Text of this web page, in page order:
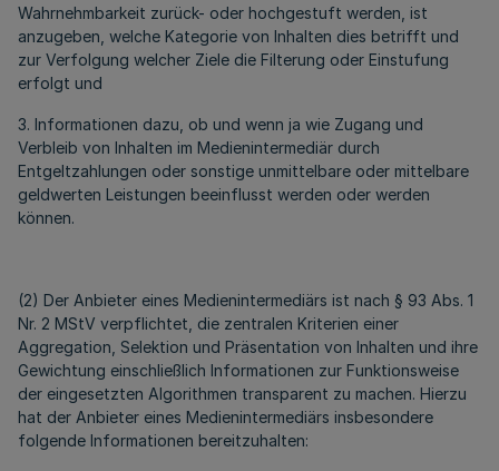
Wahrnehmbarkeit zurück- oder hochgestuft werden, ist
anzugeben, welche Kategorie von Inhalten dies betrifft und
zur Verfolgung welcher Ziele die Filterung oder Einstufung
erfolgt und
3. Informationen dazu, ob und wenn ja wie Zugang und
Verbleib von Inhalten im Medienintermediär durch
Entgeltzahlungen oder sonstige unmittelbare oder mittelbare
geldwerten Leistungen beeinflusst werden oder werden
können.
(2) Der Anbieter eines Medienintermediärs ist nach § 93 Abs. 1
Nr. 2 MStV verpflichtet, die zentralen Kriterien einer
Aggregation, Selektion und Präsentation von Inhalten und ihre
Gewichtung einschließlich Informationen zur Funktionsweise
der eingesetzten Algorithmen transparent zu machen. Hierzu
hat der Anbieter eines Medienintermediärs insbesondere
folgende Informationen bereitzuhalten: